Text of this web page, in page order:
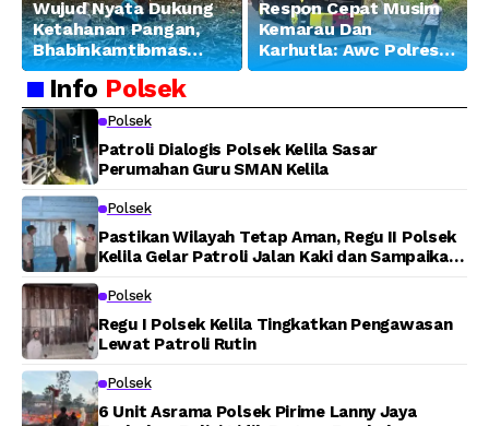
Wujud Nyata Dukung
Ketahanan Pangan,
Bhabinkamtibmas
Banjar Ausoy Turun
Langsung Bantu
Warga Panen Jagung
Respon Cepat Musim
Kemarau Dan
Karhutla: Awc Polres
Teluk Bintuni
Lahan di Jalan Poros
Info Polsek
Polsek
Patroli Dialogis Polsek Kelila Sasar
Perumahan Guru SMAN Kelila
Polsek
Pastikan Wilayah Tetap Aman, Regu II Polsek
Kelila Gelar Patroli Jalan Kaki dan Sampaikan
Polsek
Regu I Polsek Kelila Tingkatkan Pengawasan
Lewat Patroli Rutin
Polsek
6 Unit Asrama Polsek Pirime Lanny Jaya